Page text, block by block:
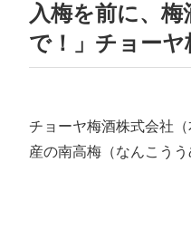
入梅を前に、
で！」チョーヤ
チョーヤ梅酒株式会社
産の南高梅（なんこう